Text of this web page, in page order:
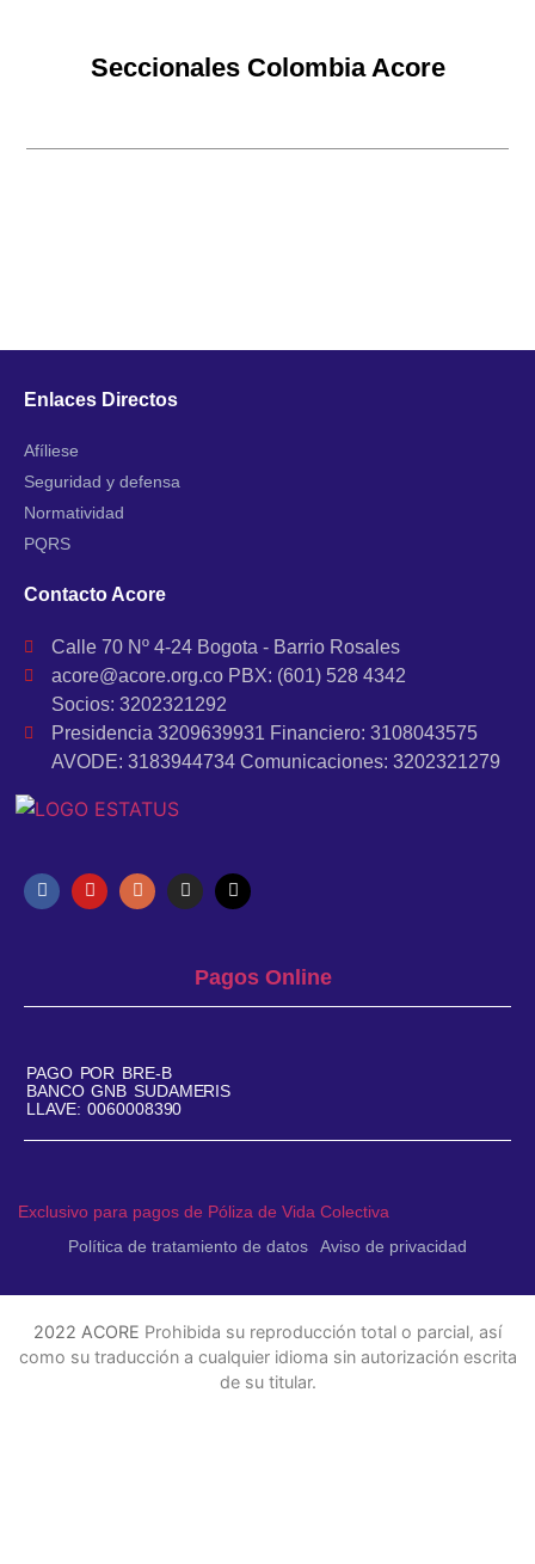
Seccionales Colombia Acore
Enlaces Directos
Afíliese
Seguridad y defensa
Normatividad
PQRS
Contacto Acore
Calle 70 Nº 4-24 Bogota - Barrio Rosales
acore@acore.org.co PBX: (601) 528 4342
Socios: 3202321292
Presidencia 3209639931 Financiero: 3108043575
AVODE: 3183944734 Comunicaciones: 3202321279
Pagos Online
PAGO POR BRE-B
BANCO GNB SUDAMERIS
LLAVE: 0060008390
Exclusivo para pagos de Póliza de Vida Colectiva
Política de tratamiento de datos
Aviso de privacidad
2022 ACORE Prohibida su reproducción total o parcial, así
como su traducción a cualquier idioma sin autorización escrita
de su titular.